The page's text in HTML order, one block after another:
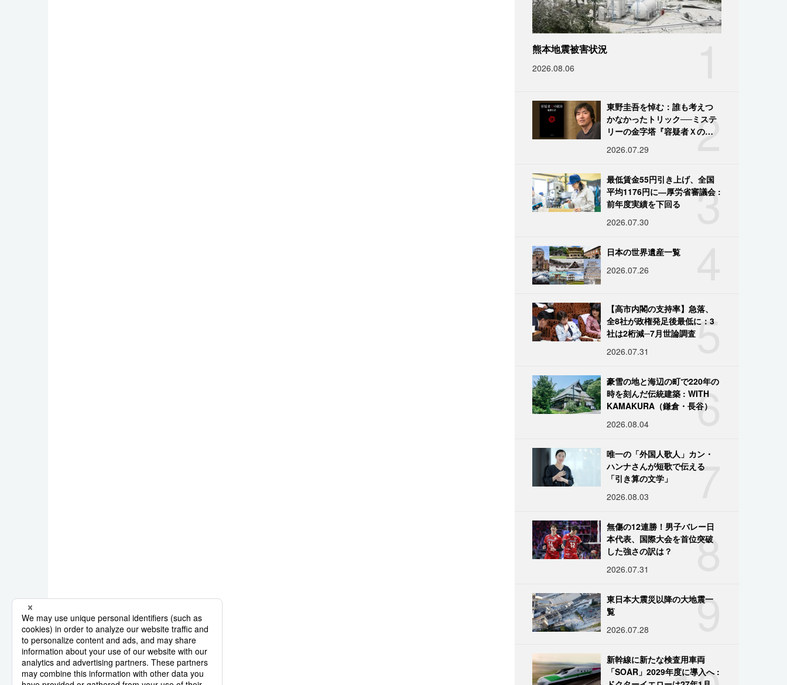
熊本地震被害状況
2026.08.06
2
東野圭吾を悼む：誰も考えつ
かなかったトリック──ミステ
リーの金字塔『容疑者Ｘの献
2026.07.29
3
最低賃金55円引き上げ、全国
平均1176円に―厚労省審議会 :
前年度実績を下回る
2026.07.30
日本の世界遺産一覧
2026.07.26
5
【高市内閣の支持率】急落、
全8社が政権発足後最低に：3
社は2桁減─7月世論調査
2026.07.31
6
豪雪の地と海辺の町で220年の
時を刻んだ伝統建築 : WITH
KAMAKURA（鎌倉・長谷）
2026.08.04
7
唯一の「外国人歌人」カン・
ハンナさんが短歌で伝える
「引き算の文学」
2026.08.03
8
無傷の12連勝！男子バレー日
本代表、国際大会を首位突破
した強さの訳は？
2026.07.31
9
東日本大震災以降の大地震一
覧
2026.07.28
新幹線に新たな検査用車両
「SOAR」2029年度に導入へ :